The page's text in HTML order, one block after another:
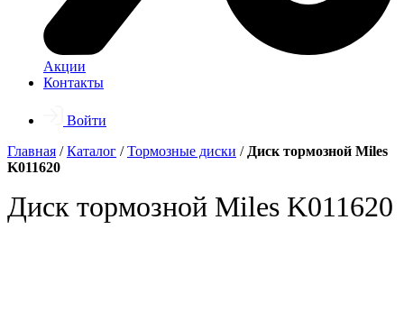
Акции
Контакты
Войти
Главная /Каталог /Тормозные диски / Диск тормозной Miles
K011620
Диск тормозной Miles K011620